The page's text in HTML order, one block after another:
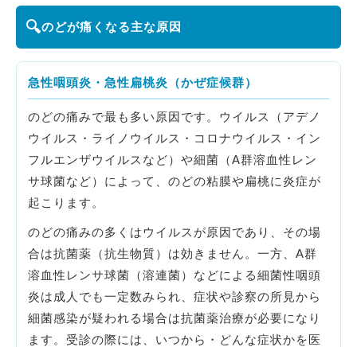
🔍のどが痛くなる主な原因
急性咽頭炎・急性扁桃炎（かぜ症候群）
のどの痛みで最も多い原因です。ウイルス（アデノ
ウイルス・ライノウイルス・コロナウイルス・イン
フルエンザウイルスなど）や細菌（A群溶血性レン
サ球菌など）によって、のどの粘膜や扁桃に炎症が
起こります。
のどの痛みの多くはウイルスが原因であり、その場
合は抗菌薬（抗生物質）は効きません。一方、A群
溶血性レンサ球菌（溶連菌）などによる細菌性咽頭
炎は成人でも一定数みられ、症状や診察の所見から
細菌感染が疑われる場合は抗菌薬治療が必要になり
ます。受診の際には、いつから・どんな症状かを医